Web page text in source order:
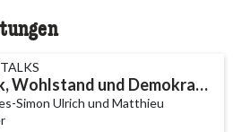
Statistik, Wohlstand und Demokratie
Simon Ulrich und Matthieu